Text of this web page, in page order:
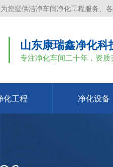
您提供洁净车间净化工程服务、
山东康瑞鑫净化科
专注净化车间二十年，资质
化工程 净化设备